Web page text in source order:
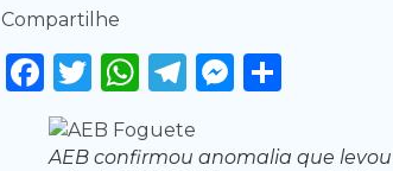
Compartilhe
Facebook
Twitter
WhatsApp
Telegram
AEB confirmou anomalia que